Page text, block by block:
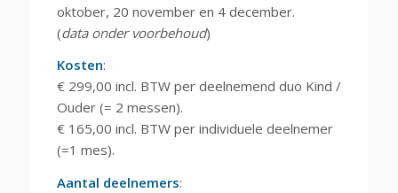
oktober, 20 november en 4 december.
(data onder voorbehoud)
Kosten:
€ 299,00 incl. BTW per deelnemend duo Kind /
Ouder (= 2 messen).
€ 165,00 incl. BTW per individuele deelnemer
(=1 mes).
Aantal deelnemers: